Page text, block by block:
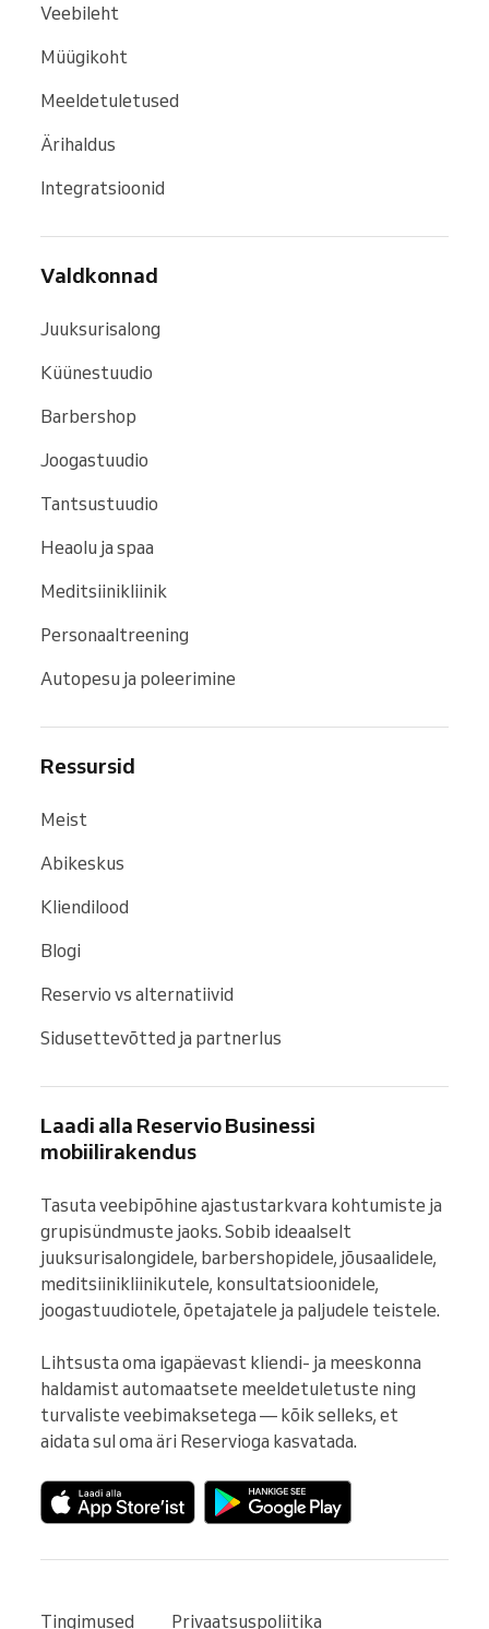
Veebileht
Müügikoht
Meeldetuletused
Ärihaldus
Integratsioonid
Valdkonnad
Juuksurisalong
Küünestuudio
Barbershop
Joogastuudio
Tantsustuudio
Heaolu ja spaa
Meditsiinikliinik
Personaaltreening
Autopesu ja poleerimine
Ressursid
Meist
Abikeskus
Kliendilood
Blogi
Reservio vs alternatiivid
Sidusettevõtted ja partnerlus
Laadi alla Reservio Businessi
mobiilirakendus
Tasuta veebipõhine ajastustarkvara kohtumiste ja
grupisündmuste jaoks. Sobib ideaalselt
juuksurisalongidele, barbershopidele, jõusaalidele,
meditsiinikliinikutele, konsultatsioonidele,
joogastuudiotele, õpetajatele ja paljudele teistele.
Lihtsusta oma igapäevast kliendi- ja meeskonna
haldamist automaatsete meeldetuletuste ning
turvaliste veebimaksetega — kõik selleks, et
aidata sul oma äri Reservioga kasvatada.
Tingimused Privaatsuspoliitika